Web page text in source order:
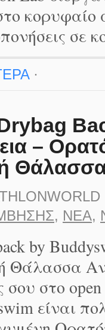
κορυφαίο
σε
·
–
, ΝΈΑ,
by
Θάλασσα
σου στο
είναι